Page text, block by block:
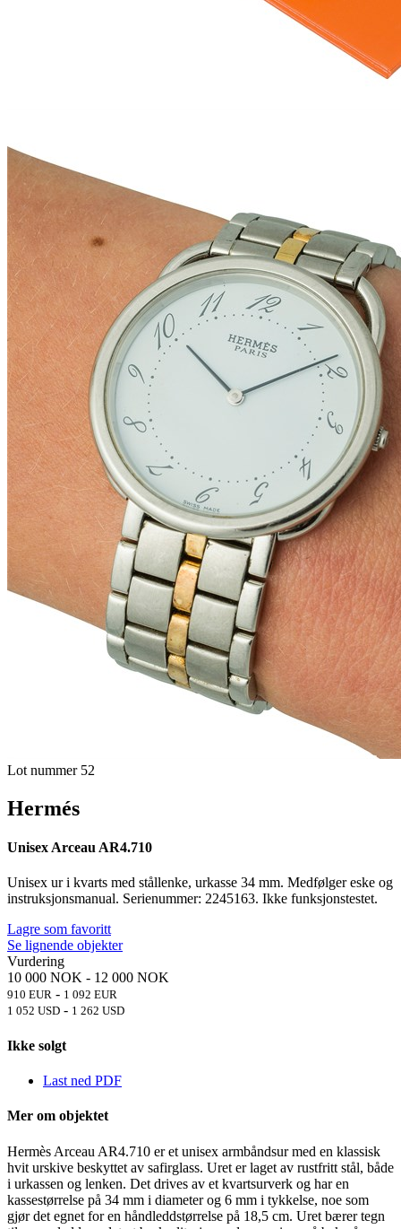
Lot nummer 52
Hermés
Unisex Arceau AR4.710
Unisex ur i kvarts med stållenke, urkasse 34 mm. Medfølger eske og
instruksjonsmanual. Serienummer: 2245163. Ikke funksjonstestet.
Lagre som favoritt
Se lignende objekter
Vurdering
10 000 NOK - 12 000 NOK
910 EUR - 1 092 EUR
1 052 USD - 1 262 USD
Ikke solgt
Last ned PDF
Mer om objektet
Hermès Arceau AR4.710 er et unisex armbåndsur med en klassisk
hvit urskive beskyttet av safirglass. Uret er laget av rustfritt stål, både
i urkassen og lenken. Det drives av et kvartsurverk og har en
kassestørrelse på 34 mm i diameter og 6 mm i tykkelse, noe som
gjør det egnet for en håndleddstørrelse på 18,5 cm. Uret bærer tegn